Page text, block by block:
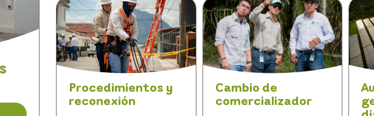
Procedimientos y
reconexión
Cambio de
comercializador